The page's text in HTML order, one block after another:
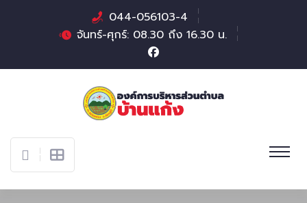
044-056103-4
จันทร์-ศุกร์: 08.30 ถึง 16.30 น.